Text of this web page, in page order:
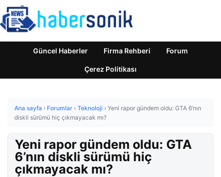
Güncel Haberler Firma Rehberi Forum
Çerez Politikası
Ana sayfa › Forumlar › Teknoloji › Yeni rapor gündem oldu: GTA 6’nın
diskli sürümü hiç çıkmayacak mı?
Yeni rapor gündem oldu: GTA
6’nın diskli sürümü hiç
çıkmayacak mı?